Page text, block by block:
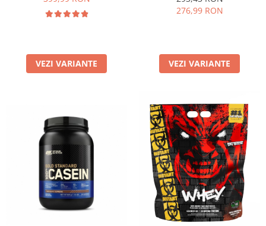
VEZI VARIANTE
276,99 RON
VEZI VARIANTE